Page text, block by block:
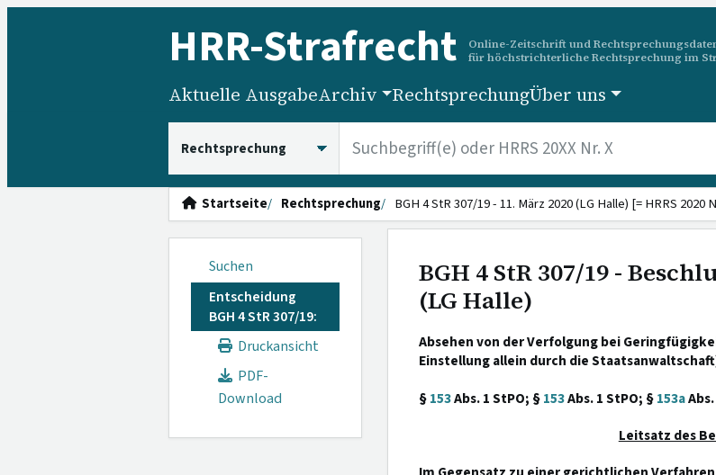
HRR-Strafrecht
Online-Zeitschrift und
für höchstrichterliche Rechtsprechung im
Aktuelle AusgabeArchiv RechtsprechungÜber uns
Startseite Rechtsprechung BGH 4 StR 307/19 - 11. März 2020 (LG Halle) [= HRRS 2020
Suchen
Entscheidung
BGH 4 StR 307/19:
Druckansicht
PDF-
Download
BGH 4 StR 307/19 -
(LG Halle)
Absehen von der Verfolgung bei
Einstellung allein durch die
§153Abs. 1 StPO; §153Abs. 1 StPO; §153aAbs.
Leitsatz des